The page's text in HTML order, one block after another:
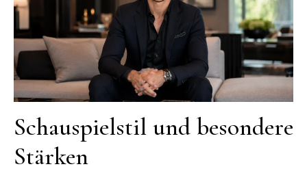
Schauspielstil und besondere
Stärken